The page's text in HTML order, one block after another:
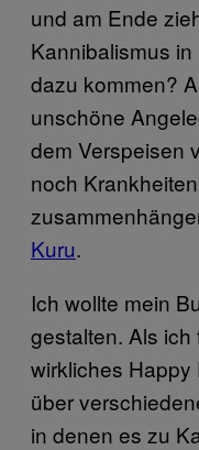
und am Ende
Kannibalismus
dazu kommen?
unschöne
dem Verspeisen
noch
Kuru.
Ich wollte mein
gestalten. Als ich
wirkliches
über
in denen es zu